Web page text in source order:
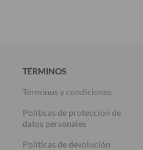
TÉRMINOS
Términos y condiciones
Políticas de protección de
datos personales
Políticas de devolución